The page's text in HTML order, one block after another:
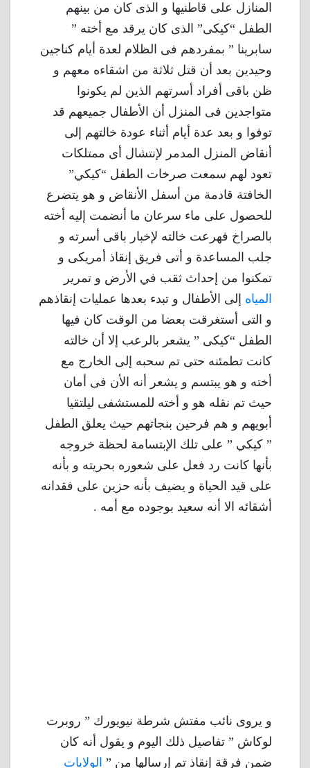
المنازل على قاطنيها و الذى كان من بينهم
الطفل “كيكى” الذى كان يرقد مع أخته ”
سابرينا ” بمفردهم فى الظلام لعدة أيام كناجين
وحيدين بعد أن قتل ثلاثة من اشقاءه معهم و
ظن باقى أفراد أسرتهم الذين لم يكونوا
متواجدين فى المنزل أن الأطفال جميعهم قد
توفوا و بعد عدة أيام أثناء عودة خالتهم إلى
أنقاض المنزل المدمر لإنتشال أى ممتلكات
تعود لهم سمعت صرخات الطفل “كيكي”
الخافتة قادمة من أسفل الأنقاض و هو يتضرع
للحصول على ماء سرعان ما أنضمت إليه أخته
بالصراخ فهرعت خالته لإخبار باقى أسرته و
جلب المساعدة و أتى فريق إنقاذ أمريكى و
تمكنوا من إحداث ثقب في الأرض و تمرير
المياه إلى الأطفال و تبدء بعدها عمليات إنقاذهم
و التى أستغرقت بعضا من الوقت كان فيها
الطفل “كيكى ” يشعر بالرعب إلا أن خالته
كانت تطمئنه حتى تم سحبه إلى الخارج مع
أخته و هو يبتسم و يشعر أنه الأن فى أمان
حيث تم نقله هو و أخته للمستشفى ليلتقيا
أبويهم و هم فرحين بنجاتهم حيث يعلق الطفل
” كيكي ” على تلك الإبتسامة لحظة خروجه
بأنها كانت رد فعل على شعوره بحريته و بأنه
على قيد الحياة و يضيف بأنه حزين على فقدانه
أشقائه الا أنه سعيد بوجوده مع أمه .
و يروى نائب مفتش شرطة نيويورك ” روبرت
لوكاش ” تفاصيل ذلك اليوم و يقول أنه كان
ضمن فرقة إنقاذ تم إرسالها من ” الولايات